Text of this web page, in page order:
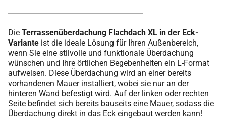
Die Terrassenüberdachung Flachdach XL in der Eck-
Variante ist die ideale Lösung für Ihren Außenbereich,
wenn Sie eine stilvolle und funktionale Überdachung
wünschen und Ihre örtlichen Begebenheiten ein L-Format
aufweisen. Diese Überdachung wird an einer bereits
vorhandenen Mauer installiert, wobei sie nur an der
hinteren Wand befestigt wird. Auf der linken oder rechten
Seite befindet sich bereits bauseits eine Mauer, sodass die
Überdachung direkt in das Eck eingebaut werden kann!